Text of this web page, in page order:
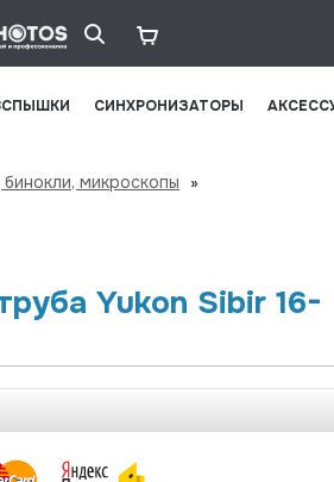
СИНХРОНИЗАТОРЫ
бинокли, микроскопы »
Yukon Sibir 16-